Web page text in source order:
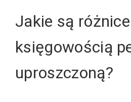
Jakie są
księgowością
uproszczoną?